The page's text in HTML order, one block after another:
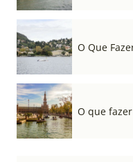
O Que
O que